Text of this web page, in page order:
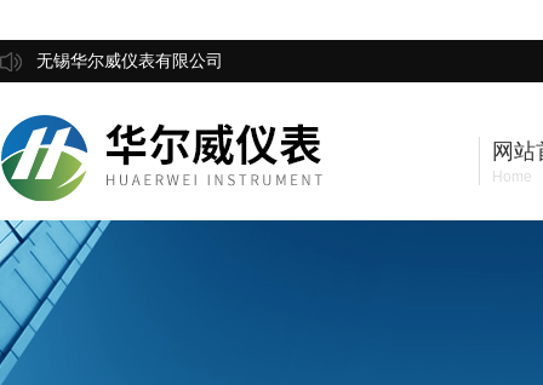
无锡华尔威仪表有限公司
网站
Home